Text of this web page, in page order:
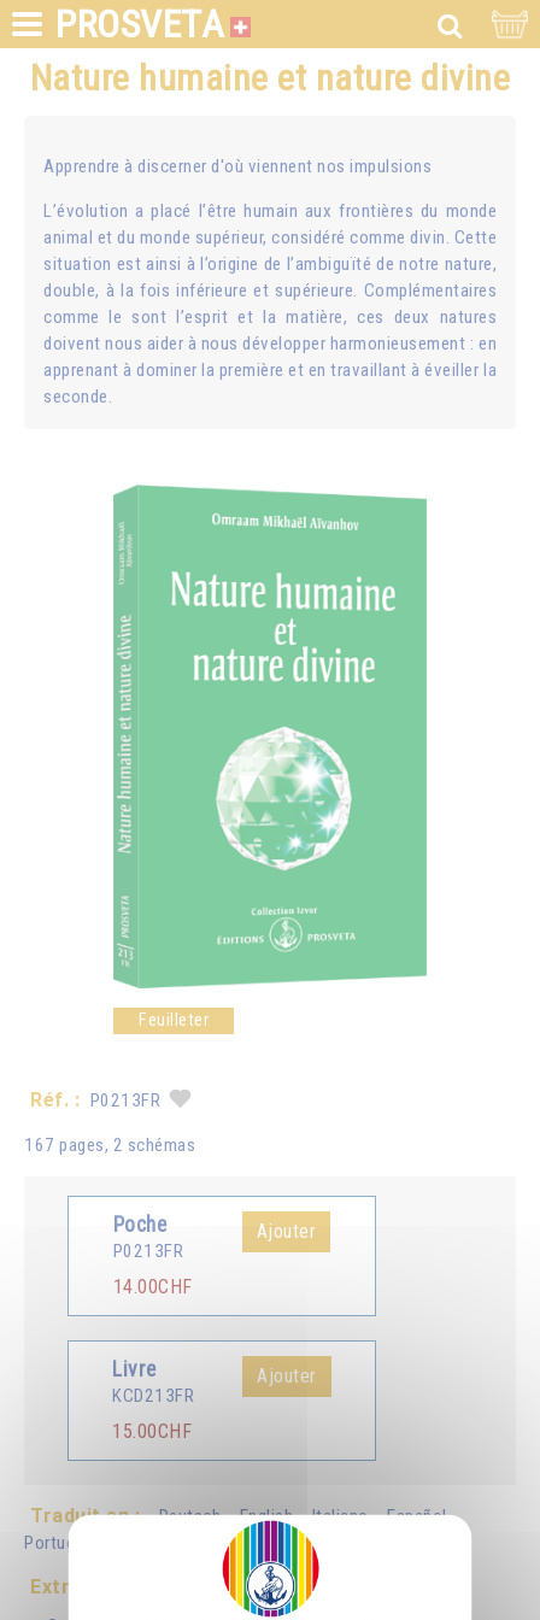
PROSVETA
Nature humaine et nature divine
Apprendre à discerner d'où viennent nos impulsions
L’évolution a placé l’être humain aux frontières du monde
animal et du monde supérieur, considéré comme divin. Cette
situation est ainsi à l’origine de l’ambiguïté de notre nature,
double, à la fois inférieure et supérieure. Complémentaires
comme le sont l’esprit et la matière, ces deux natures
doivent nous aider à nous développer harmonieusement : en
apprenant à dominer la première et en travaillant à éveiller la
seconde.
Feuilleter
Réf. : P0213FR
167 pages, 2 schémas
Poche
P0213FR
14.00CHF
Ajouter
Livre
KCD213FR
15.00CHF
Ajouter
Traduit en : Deutsch English Italiano
Español
Português
Extrait